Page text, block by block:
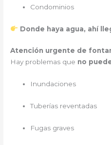
Condominios
Donde haya agua, ahí
Atención urgente de
Hay problemas que no
Inundaciones
Tuberías reventadas
Fugas graves